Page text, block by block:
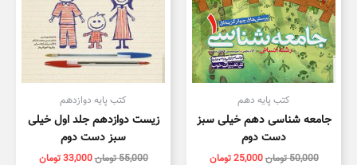
کتب پایه دهم
جامعه شناسی دهم خیلی سبز
دست دوم
50,000تومان25,000تومان
کتب پایه دوازدهم
زیست دوازدهم جلد اول خیلی
سبز دست دوم
55,000تومان33,000تومان